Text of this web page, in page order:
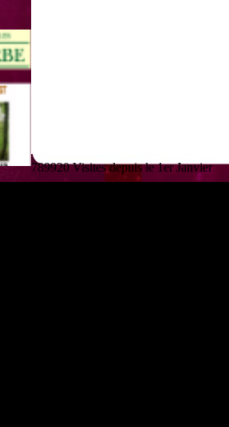
789920 Visites depuis le 1er Janvier